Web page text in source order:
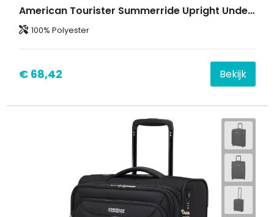
American Tourister Summerride Upright Underseater EXP.
100% Polyester
€ 68,42 Bekijk